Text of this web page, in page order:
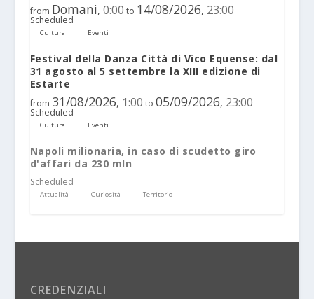
from Domani, 0:00 to 14/08/2026, 23:00
Scheduled
Cultura Eventi
Festival della Danza Città di Vico Equense: dal
31 agosto al 5 settembre la XIII edizione di
Estarte
from 31/08/2026, 1:00 to 05/09/2026, 23:00
Scheduled
Cultura Eventi
Napoli milionaria, in caso di scudetto giro
d'affari da 230 mln
Scheduled
Attualità Curiosità Territorio
CREDENZIALI